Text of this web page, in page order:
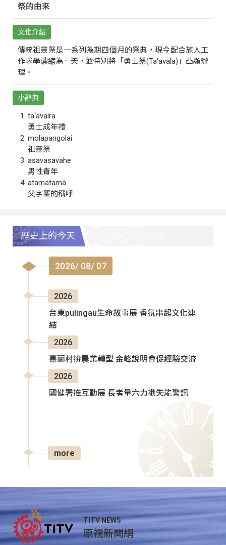
祭的由來
文化介紹
傳統祖靈祭是一系列為期四個月的祭典，現今配合族人工
作求學濃縮為一天，並特別將「勇士祭(Ta‘avala)」凸顯辦
理。
小辭典
ta‘avalra
勇士成年禮
molapangolai
祖靈祭
asavasavahe
男性青年
atamatama
父字輩的稱呼
歷史上的今天
2026/ 08/ 07
2026
台東pulingau生命故事展 香氛串起文化連
結
2026
嘉蘭村拚農業轉型 金峰說明會促經驗交流
2026
國健署推互動展 長者量六力揪失能警訊
more
TITV NEWS
原視新聞網